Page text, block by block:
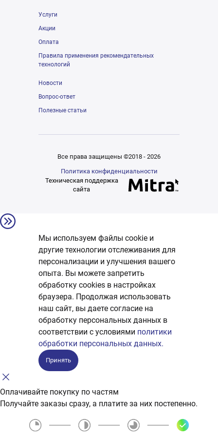
Услуги
Акции
Оплата
Правила применения рекомендательных
технологий
Новости
Вопрос-ответ
Полезные статьи
Все права защищены ©2018 - 2026
Политика конфиденциальности
Техническая поддержка
сайта
Мы используем файлы cookie и
другие технологии отслеживания для
персонализации и улучшения вашего
опыта. Вы можете запретить
обработку сookies в настройках
браузера. Продолжая использовать
наш сайт, вы даете согласие на
обработку персональных данных в
соответствии с условиями политики
обработки персональных данных.
Принять
Оплачивайте покупку по частям
Получайте заказы сразу, а платите за них постепенно.